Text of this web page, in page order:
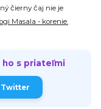
čierny čaj nie je
Masala - korenie.
ho s priateľmi
Twitter